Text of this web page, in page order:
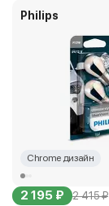
Philips
Chrome дизайн
2 195 ₽ 2 415 ₽